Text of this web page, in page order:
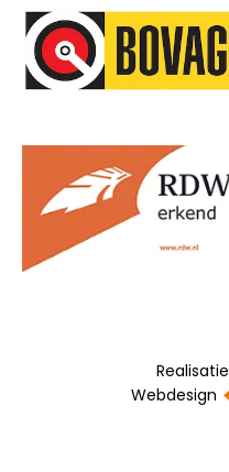
Onze partners
Realisatie
Webdesign